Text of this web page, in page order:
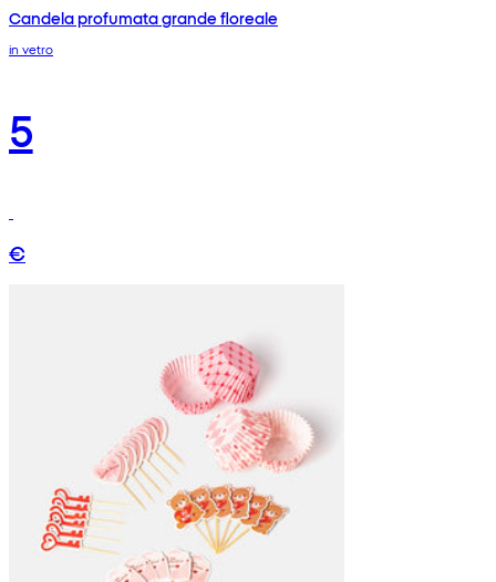
Candela profumata grande floreale
in vetro
5
€